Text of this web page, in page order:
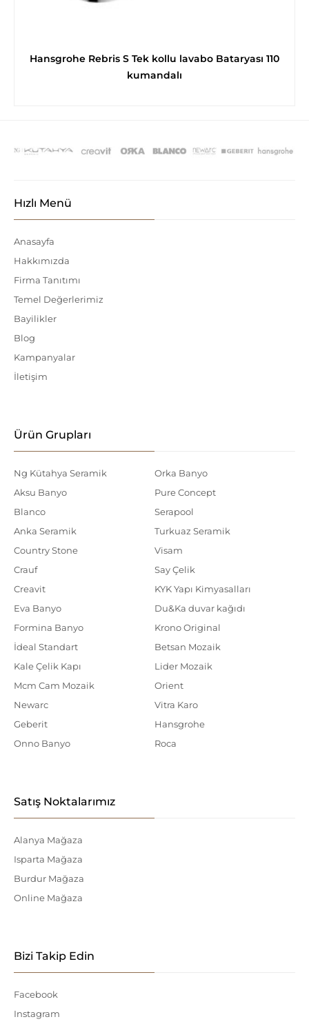
Hansgrohe Rebris S Tek kollu lavabo Bataryası 110
kumandalı
Hızlı Menü
Anasayfa
Hakkımızda
Firma Tanıtımı
Temel Değerlerimiz
Bayilikler
Blog
Kampanyalar
İletişim
Ürün Grupları
Ng Kütahya Seramik
Aksu Banyo
Blanco
Anka Seramik
Country Stone
Crauf
Creavit
Eva Banyo
Formina Banyo
İdeal Standart
Kale Çelik Kapı
Mcm Cam Mozaik
Newarc
Geberit
Onno Banyo
Orka Banyo
Pure Concept
Serapool
Turkuaz Seramik
Visam
Say Çelik
KYK Yapı Kimyasalları
Du&Ka duvar kağıdı
Krono Original
Betsan Mozaik
Lider Mozaik
Orient
Vitra Karo
Hansgrohe
Roca
Satış Noktalarımız
Alanya Mağaza
Isparta Mağaza
Burdur Mağaza
Online Mağaza
Bizi Takip Edin
Facebook
Instagram